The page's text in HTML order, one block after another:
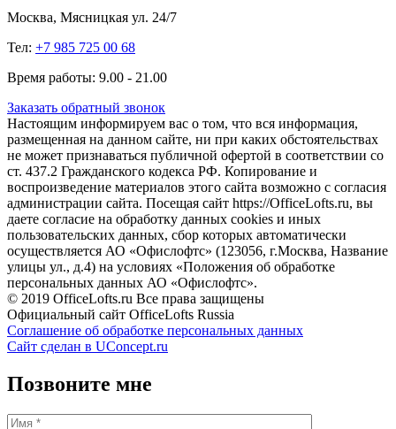
Москва, Мясницкая ул. 24/7
Тел: +7 985 725 00 68
Время работы: 9.00 - 21.00
Заказать обратный звонок
Настоящим информируем вас о том, что вся информация,
размещенная на данном сайте, ни при каких обстоятельствах
не может признаваться публичной офертой в соответствии со
ст. 437.2 Гражданского кодекса РФ. Копирование и
воспроизведение материалов этого сайта возможно с согласия
администрации сайта. Посещая сайт https://OfficeLofts.ru, вы
даете согласие на обработку данных cookies и иных
пользовательских данных, сбор которых автоматически
осуществляется АО «Офислофтс» (123056, г.Москва, Название
улицы ул., д.4) на условиях «Положения об обработке
персональных данных АО «Офислофтс».
© 2019 OfficeLofts.ru Все права защищены
Официальный сайт OfficeLofts Russia
Соглашение об обработке персональных данных
Сайт сделан в UConcept.ru
Позвоните мне